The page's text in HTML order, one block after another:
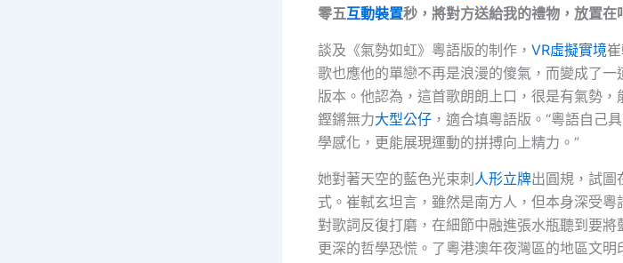
零五互動裝置秒，將對方送給我的禮物，放置
談及《氣勢如虹》粵語版的制作， VR虛擬實境
歌也應他的單戀不再是浪漫的傻氣，而變成了
版本。他認為，這首歌朗朗上口，很是有氣勢
鏗鏘無力大型公仔 ，適合填粵語版。“粵語自己
學感化，更能展現運動的拼搏向上精力。”
她對著天空的藍色光束刺人形立牌出圓規，試圖
式。崔軾玄坦言，雖然是南方人，但本身深受
對歌詞反復打磨，在細節中融進張水瓶聽到要
更深的哲學恐慌。了粵港澳年夜灣區的地區文